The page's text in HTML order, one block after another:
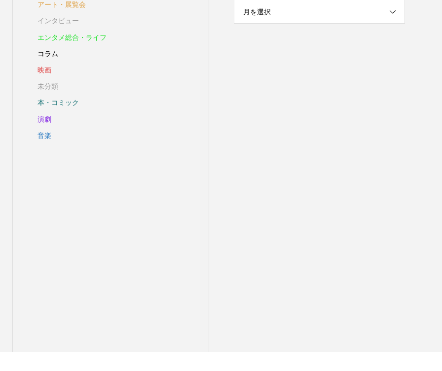
アート・展覧会
インタビュー
エンタメ総合・ライフ
コラム
映画
未分類
本・コミック
演劇
音楽
月を選択